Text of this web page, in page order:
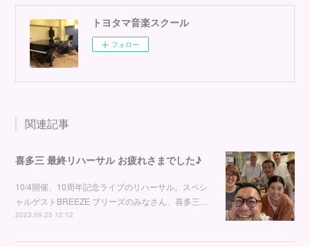
トヨタマ音楽スクール
フォロー
関連記事
喜多三 最終リハーサル お疲れさまでした♪
10/4開催、10周年記念ライブのリハーサル。スペシ
ャルゲストBREEZE ブリーズのみなさん、喜多三…
2023.09.25 12:12